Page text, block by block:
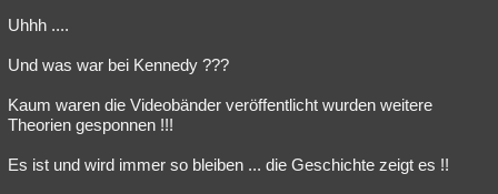
Uhhh ....
Und was war bei Kennedy ???
Kaum waren die Videobänder veröffentlicht wurden weitere
Theorien gesponnen !!!
Es ist und wird immer so bleiben ... die Geschichte zeigt es !!